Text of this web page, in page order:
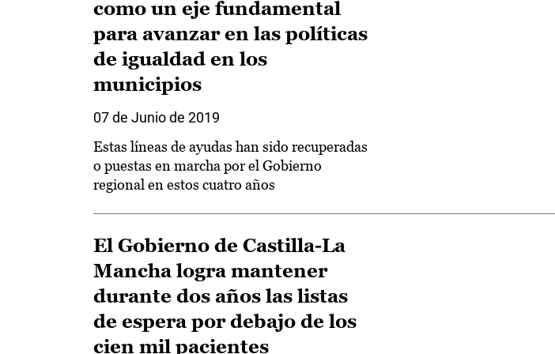
como un eje fundamental
para avanzar en las políticas
de igualdad en los
municipios
07 de Junio de 2019
Estas líneas de ayudas han sido recuperadas
o puestas en marcha por el Gobierno
regional en estos cuatro años
El Gobierno de Castilla-La
Mancha logra mantener
durante dos años las listas
de espera por debajo de los
cien mil pacientes